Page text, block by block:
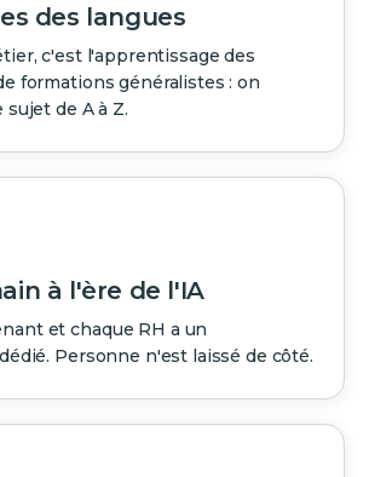
des langues
c'est l'apprentissage des
formations généralistes : on
de A à Z.
à l'ère de l'IA
et chaque RH a un
Personne n'est laissé de côté.